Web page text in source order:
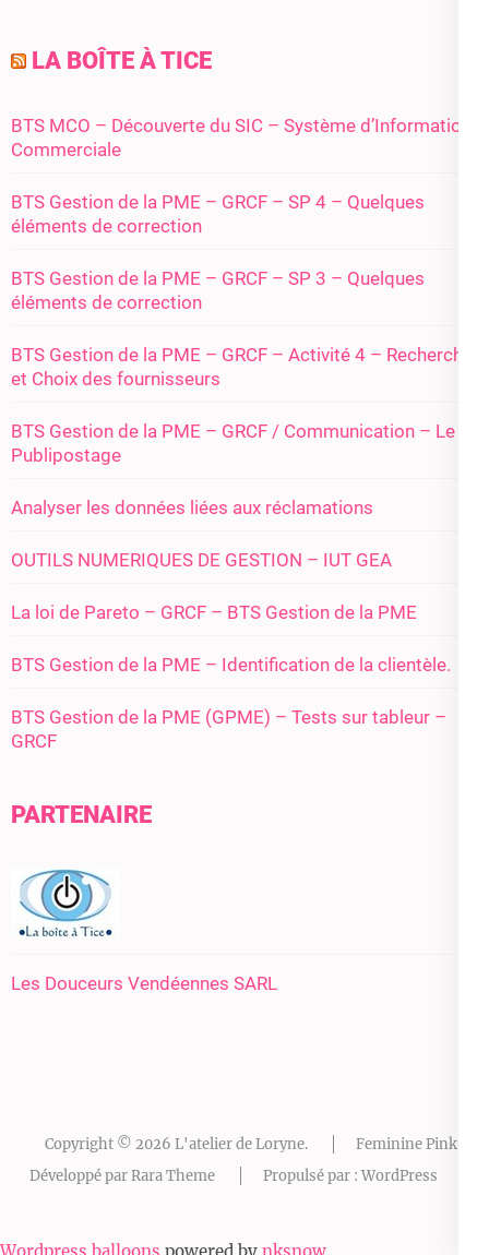
LA BOÎTE À TICE
BTS MCO – Découverte du SIC – Système d’Information
Commerciale
BTS Gestion de la PME – GRCF – SP 4 – Quelques
éléments de correction
BTS Gestion de la PME – GRCF – SP 3 – Quelques
éléments de correction
BTS Gestion de la PME – GRCF – Activité 4 – Recherche
et Choix des fournisseurs
BTS Gestion de la PME – GRCF / Communication – Le
Publipostage
Analyser les données liées aux réclamations
OUTILS NUMERIQUES DE GESTION – IUT GEA
La loi de Pareto – GRCF – BTS Gestion de la PME
BTS Gestion de la PME – Identification de la clientèle.
BTS Gestion de la PME (GPME) – Tests sur tableur –
GRCF
PARTENAIRE
Les Douceurs Vendéennes SARL
Copyright © 2026 L'atelier de Loryne.
Feminine Pink |
Développé parRara Theme Propulsé par : WordPress